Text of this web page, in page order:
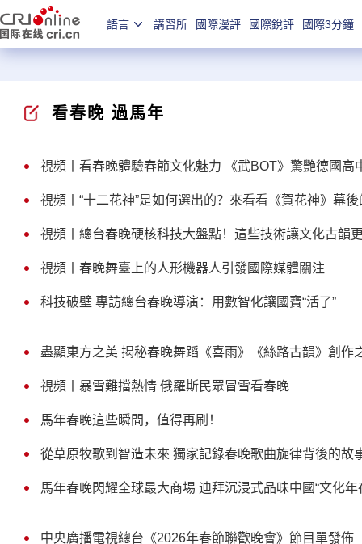
語言 講習所 國際漫評 國際銳評 國際3分鐘
看春晚 過馬年
視頻丨看春晚體驗春節文化魅力 《武BOT》驚艷德國高
視頻丨“十二花神”是如何選出的？來看看《賀花神》幕
視頻丨總台春晚硬核科技大盤點！這些技術讓文化古韻
視頻丨春晚舞臺上的人形機器人引發國際媒體關注
科技破壁 專訪總台春晚導演：用數智化讓國寶“活了”
盡顯東方之美 揭秘春晚舞蹈《喜雨》《絲路古韻》創作
視頻丨暴雪難擋熱情 俄羅斯民眾冒雪看春晚
馬年春晚這些瞬間，值得再刷！
從草原牧歌到智造未來 獨家記錄春晚歌曲旋律背後的故
馬年春晚閃耀全球最大商場 迪拜沉浸式品味中國“文化年
中央廣播電視總台《2026年春節聯歡晚會》節目單發佈